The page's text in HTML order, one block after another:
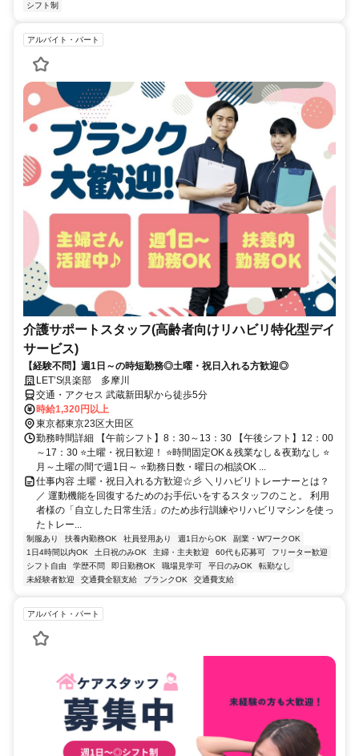
シフト制
アルバイト・パート
介護サポートスタッフ(高齢者向けリハビリ特化型デイ
サービス)
【経験不問】週1日～の時短勤務◎土曜・祝日入れる方歓迎◎
LET’S倶楽部 多摩川
交通・アクセス 武蔵新田駅から徒歩5分
時給1,320円以上
東京都東京23区大田区
勤務時間詳細 【午前シフト】8：30～13：30 【午後シフト】12：00
～17：30 ⭐土曜・祝日歓迎！ ⭐時間固定OK＆残業なし＆夜勤なし ⭐
月～土曜の間で週1日～ ⭐勤務日数・曜日の相談OK ...
仕事内容 土曜・祝日入れる方歓迎☆彡 ＼リハビリトレーナーとは？
／ 運動機能を回復するためのお手伝いをするスタッフのこと。 利用
者様の「自立した日常生活」のため歩行訓練やリハビリマシンを使っ
たトレー...
制服あり 扶養内勤務OK 社員登用あり 週1日からOK
副業・WワークOK
1日4時間以内OK
土日祝のみOK 主婦・主夫歓迎 60代も応募可
フリーター歓迎
シフト自由
学歴不問 即日勤務OK 職場見学可 平日のみOK
転勤なし
未経験者歓迎
交通費全額支給 ブランクOK 交通費支給
アルバイト・パート